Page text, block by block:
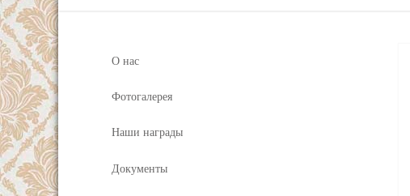
О нас
Фотогалерея
Наши награды
Документы